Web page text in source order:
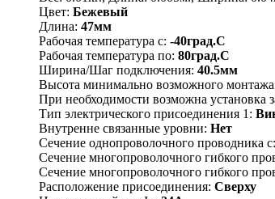
Цвет: Бежевый
Длина: 47мм
Рабочая температура с: -40град.C
Рабочая температура по: 80град.C
Ширина/Шаг подключения: 40.5мм
Высота минимально возможного
При необходимости возможна
Тип электрического присоединения 1:
Внутренне связанные уровни: Нет
Сечение однопроволочного проводника с:
Сечение многопроволочного гибкого
Сечение многопроволочного гибкого
Расположение присоединения: Сверху